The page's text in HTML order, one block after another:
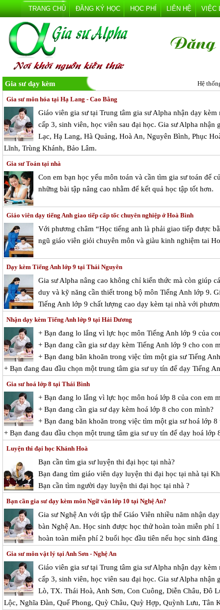
TRANG CHỦ ĐĂNG KÝ HỌC HỌC PHÍ LIÊN HỆ VIỆC
Gia sư dạy kèm Hệ
Gia sư môn hóa tại Hạ Lang - Cao Bằng
Giáo viên gia sư tại Trung tâm gia sư Alpha nhận dạy
cấp 3, sinh viên, học viên sau đại học. Gia sư Alpha
Lạc, Hạ Lang, Hà Quảng, Hoà An, Nguyên Bình, Phục
Lĩnh, Trùng Khánh, Bảo Lâm.
Gia sư Toán tại nhà
Con em bạn học yếu môn toán và cần tìm gia sư toán để
những bài tập nâng cao nhằm để kết quả học tập tốt hơn.
Giáo viên dạy tiếng Anh giao tiếp cấp tốc chuyên nghiệp ở Hoà Bình
Với phương châm “Học tiếng anh là phải giao tiếp được
ngũ giáo viên giỏi chuyên môn và giàu kinh nghiệm tai
Dạy kèm Tiếng Anh lớp 9 tại Thái Nguyên
Gia sư Alpha nâng cao không chỉ kiến thức mà còn giúp
duy và kỹ năng cần thiết trong bộ môn Tiếng Anh lớp 9.
Tiếng Anh lớp 9 chất lượng cao dạy kèm tại nhà với
Nhận dạy kèm Tiếng Anh lớp 9 tại Hải Dương
+ Bạn đang lo lắng vì lực học môn Tiếng Anh lớp 9 của
+ Bạn đang cần gia sư dạy kèm Tiếng Anh lớp 9 cho con
+ Bạn đang băn khoăn trong việc tìm một gia sư Tiếng
+ Bạn đang đau đầu chọn một trung tâm gia sư uy tín để dạy Tiếng
Gia sư hoá lớp 8 tại Thái Bình
+ Bạn đang lo lắng vì lực học môn hoá lớp 8 của con em
+ Bạn đang cần gia sư dạy kèm hoá lớp 8 cho con mình?
+ Bạn đang băn khoăn trong việc tìm một gia sư hoá lớp 8
+ Bạn đang đau đầu chọn một trung tâm gia sư uy tín để dạy hoá lớp
Luyện thi đại học Khánh Hoà
Bạn cần tìm gia sư luyện thi đại học tại nhà?
Bạn đang tìm giáo viên dạy luyện thi đại học tại nhà tại
Bạn cần tìm người dạy luyện thi đại học tại nhà ?
Bạn cần gia sư dạy kèm môn Ngữ văn lớp 10 tại Nghệ An?
Gia sư Nghệ An với tập thể Giáo Viên nhiều năm nhận
bàn Nghệ An. Học sinh được học thử hoàn toàn miễn phí
hoàn toàn miễn phí 2 buổi học đầu tiên nếu học sinh
Gia sư môn vật lý tại Anh Sơn - Nghệ An
Giáo viên gia sư tại Trung tâm gia sư Alpha nhận dạy
cấp 3, sinh viên, học viên sau đại học. Gia sư Alpha nhận
Lò, TX. Thái Hoà, Anh Sơn, Con Cuông, Diễn Châu, Đô
Lộc, Nghĩa Đàn, Quế Phong, Quỳ Châu, Quỳ Hợp, Quỳnh Lưu, Tân